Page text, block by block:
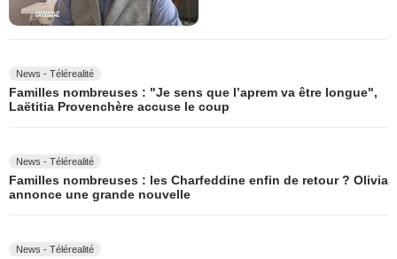
News - Télérealité
Familles nombreuses : "Je sens que l’aprem va être longue",
Laëtitia Provenchère accuse le coup
News - Télérealité
Familles nombreuses : les Charfeddine enfin de retour ? Olivia
annonce une grande nouvelle
News - Télérealité